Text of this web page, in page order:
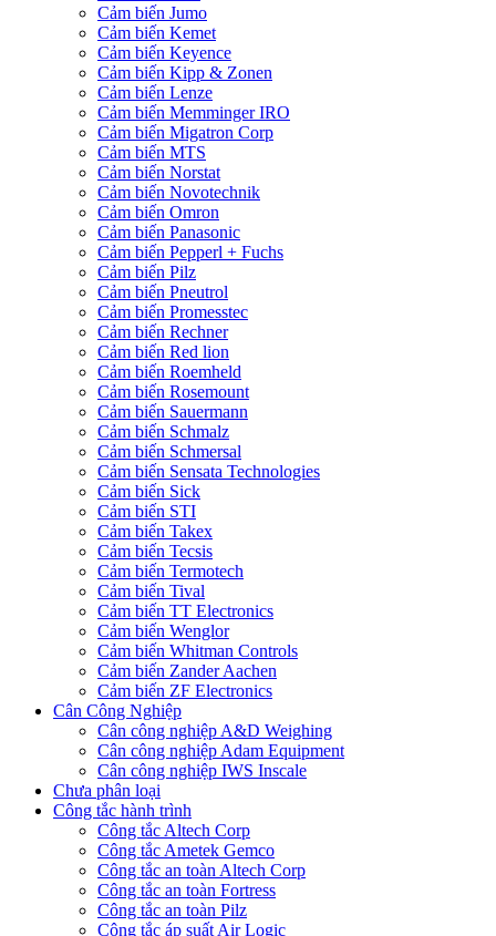
Cảm biến Jumo
Cảm biến Kemet
Cảm biến Keyence
Cảm biến Kipp & Zonen
Cảm biến Lenze
Cảm biến Memminger IRO
Cảm biến Migatron Corp
Cảm biến MTS
Cảm biến Norstat
Cảm biến Novotechnik
Cảm biến Omron
Cảm biến Panasonic
Cảm biến Pepperl + Fuchs
Cảm biến Pilz
Cảm biến Pneutrol
Cảm biến Promesstec
Cảm biến Rechner
Cảm biến Red lion
Cảm biến Roemheld
Cảm biến Rosemount
Cảm biến Sauermann
Cảm biến Schmalz
Cảm biến Schmersal
Cảm biến Sensata Technologies
Cảm biến Sick
Cảm biến STI
Cảm biến Takex
Cảm biến Tecsis
Cảm biến Termotech
Cảm biến Tival
Cảm biến TT Electronics
Cảm biến Wenglor
Cảm biến Whitman Controls
Cảm biến Zander Aachen
Cảm biến ZF Electronics
Cân Công Nghiệp
Cân công nghiệp A&D Weighing
Cân công nghiệp Adam Equipment
Cân công nghiệp IWS Inscale
Chưa phân loại
Công tắc hành trình
Công tắc Altech Corp
Công tắc Ametek Gemco
Công tắc an toàn Altech Corp
Công tắc an toàn Fortress
Công tắc an toàn Pilz
Công tắc áp suất Air Logic